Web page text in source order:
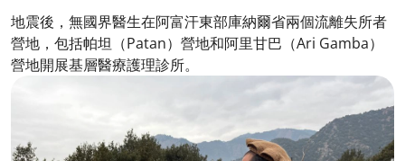
地震後，無國界醫生在阿富汗東部庫納爾省兩個流離失所者
營地，包括帕坦（Patan）營地和阿里甘巴（Ari Gamba）
營地開展基層醫療護理診所。